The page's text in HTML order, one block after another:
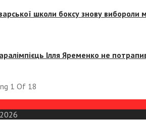
школи боксу знову вибороли
Ілля Яременко не
1 Of 18